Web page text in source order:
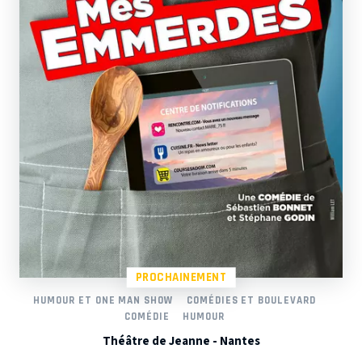
PROCHAINEMENT
HUMOUR ET ONE MAN SHOW
COMÉDIES ET BOULEVARD
COMÉDIE
HUMOUR
Théâtre de Jeanne - Nantes